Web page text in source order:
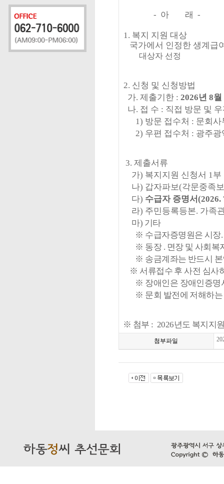
- 아 래 -
1. 복지 지원 대상
국가에서 인정한 생계급
대상자 선정
2. 신청 및 신청방법
가. 제출기한 : 2026년 8월
나. 접 수 : 직접 방문 및
1) 방문 접수처 : 문회사
2) 우편 접수처 : 광주
3. 제출서류
가) 복지지원 신청서 1부
나) 갑자파보(각문중족보
다) 수급자 증명서 (2026.
라) 주민등록등본. 가족
마) 기타
※ 수급자증명원은 시장.
※ 동장 . 면장 및 사회복
※ 송금계좌는 반드시 본
※ 서류접수 후 사전 심사
※ 장애인은 장애인증명
※ 문회 발전에 저해하
※ 첨부 : 2026년도 복지지
첨부파일